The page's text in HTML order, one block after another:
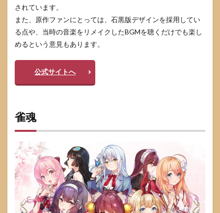
されています。
また、原作ファンにとっては、石黒版デザインを採用してい
る点や、当時の音楽をリメイクしたBGMを聴くだけでも楽し
めるという意見もあります。
公式サイトへ
雀魂